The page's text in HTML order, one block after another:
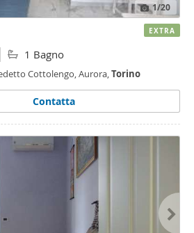
1/20
1 Bagno
Cottolengo, Aurora,Torino
Contatta
EXTRA